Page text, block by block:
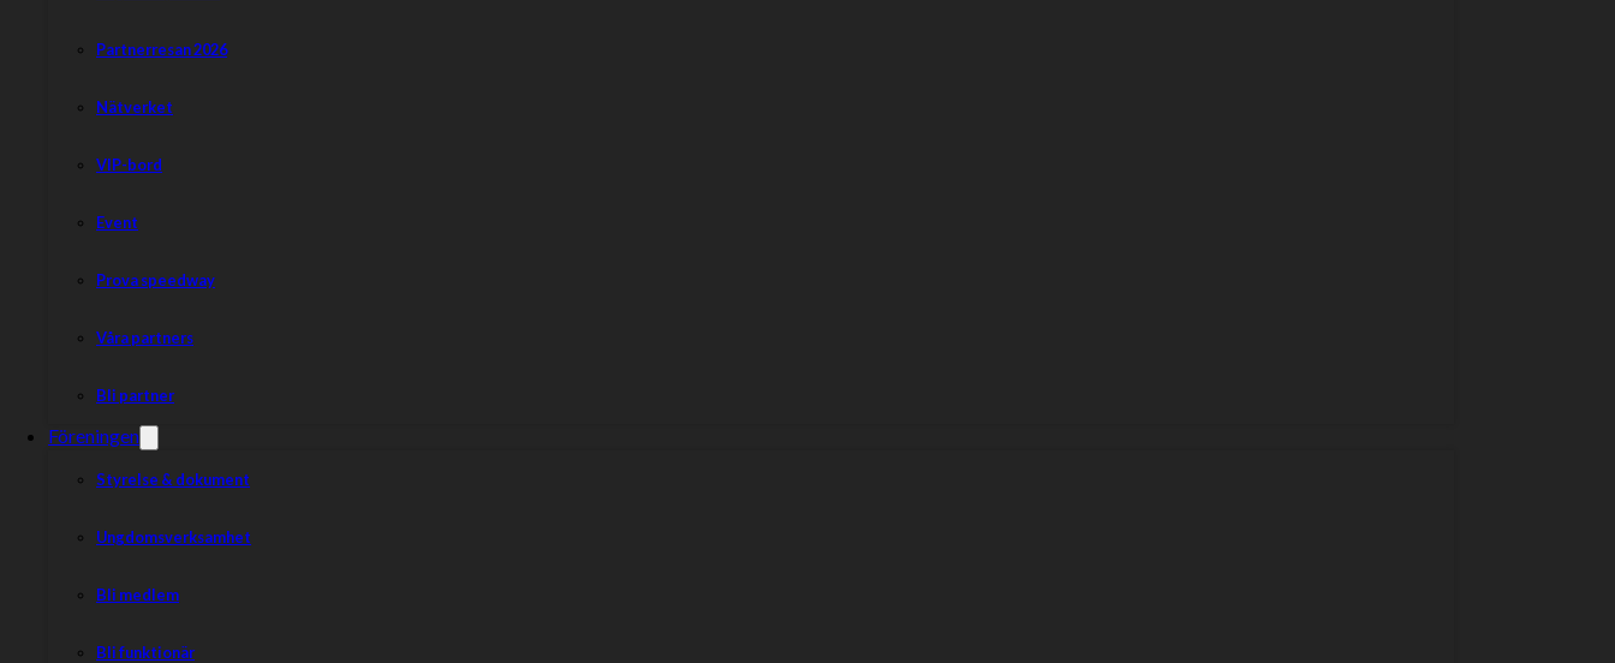
Partnerresan 2026
Nätverket
VIP-bord
Event
Prova speedway
Våra partners
Bli partner
Föreningen
Styrelse & dokument
Ungdomsverksamhet
Bli medlem
Bli funktionär